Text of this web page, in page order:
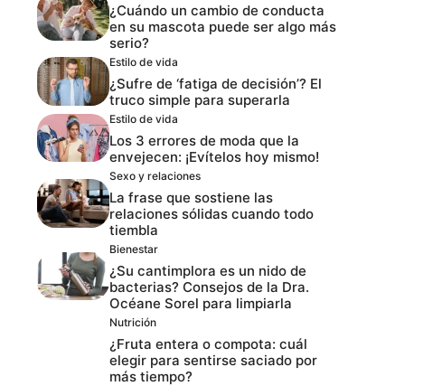
¿Cuándo un cambio de conducta
en su mascota puede ser algo más
serio?
Estilo de vida
¿Sufre de ‘fatiga de decisión’? El
truco simple para superarla
Estilo de vida
Los 3 errores de moda que la
envejecen: ¡Evítelos hoy mismo!
Sexo y relaciones
La frase que sostiene las
relaciones sólidas cuando todo
tiembla
Bienestar
¿Su cantimplora es un nido de
bacterias? Consejos de la Dra.
Océane Sorel para limpiarla
Nutrición
¿Fruta entera o compota: cuál
elegir para sentirse saciado por
más tiempo?